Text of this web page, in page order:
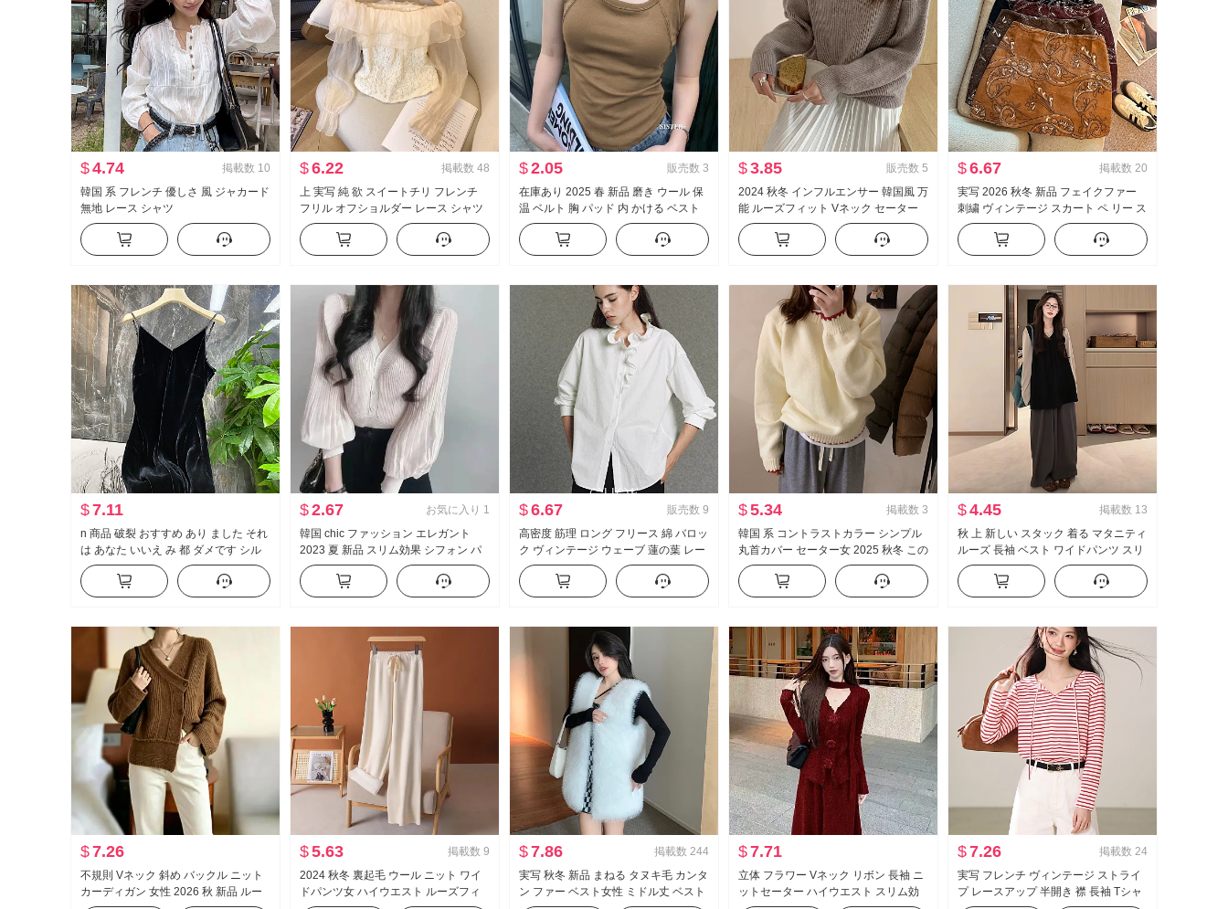
$4.74 掲載数 10
韓国 系 フレンチ 優しさ 風 ジャカード
無地 レース シャツ
$6.22 掲載数 48
上 実写 純 欲 スイートチリ フレンチ
フリル オフショルダー レース シャツ
女 デザイン 感 マイナー ショート丈
$2.05 販売数 3
在庫あり 2025 春 新品 磨き ウール 保
温 ベルト 胸 パッド 内 かける ベスト
キャミソール セクシー 万能 トップス
み 背中
$3.85 販売数 5
2024 秋冬 インフルエンサー 韓国風 万
能 ルーズフィット Vネック セーター
女 ルーズ 高度 感 プルオーバー ニット
トップス
$6.67 掲載数 20
実写 2026 秋冬 新品 フェイクファー
刺繍 ヴィンテージ スカート ペ リー ス
刺繍 ミニスカート 女性 ベルト セキュ
リティ ズボン
$7.11
n 商品 破裂 おすすめ あり ました それ
は あなた いいえ み 都 ダメです シル
ク ベルベット キャミソール ワンピー
ス 33116
$2.67 お気に入り 1
韓国 chic ファッション エレガント
2023 夏 新品 スリム効果 シフォン パ
ッチワーク Vネック カーディガン ニ
ットセーター 女性
$6.67 販売数 9
高密度 筋理 ロング フリース 綿 バロッ
ク ヴィンテージ ウェーブ 蓮の葉 レー
ス 立ち襟 シャツ
$5.34 掲載数 3
韓国 系 コントラストカラー シンプル
丸首カバー セーター女 2025 秋冬 この
タイプ 内 かける 高度 感 スタック 着
る ニット トップス
$4.45 掲載数 13
秋 上 新しい スタック 着る マタニティ
ルーズ 長袖 ベスト ワイドパンツ スリ
ーピース セットアップ
$7.26
不規則 Vネック 斜め バックル ニット
カーディガン 女性 2026 秋 新品 ルー
$5.63 掲載数 9
2024 秋冬 裏起毛 ウール ニット ワイ
ドパンツ女 ハイウエスト ルーズフィ
$7.86 掲載数 244
実写 秋冬 新品 まねる タヌキ毛 カンタ
ン ファー ベスト女性 ミドル丈 ベスト
$7.71
立体 フラワー Vネック リボン 長袖 ニ
ットセーター ハイウエスト スリム効
$7.26 掲載数 24
実写 フレンチ ヴィンテージ ストライ
プ レースアップ 半開き 襟 長袖 Tシャ